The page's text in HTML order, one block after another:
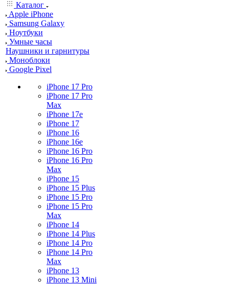
Каталог
Apple iPhone
Samsung Galaxy
Ноутбуки
Умные часы
Наушники и гарнитуры
Моноблоки
Google Pixel
iPhone 17 Pro
iPhone 17 Pro
Max
iPhone 17e
iPhone 17
iPhone 16
iPhone 16e
iPhone 16 Pro
iPhone 16 Pro
Max
iPhone 15
iPhone 15 Plus
iPhone 15 Pro
iPhone 15 Pro
Max
iPhone 14
iPhone 14 Plus
iPhone 14 Pro
iPhone 14 Pro
Max
iPhone 13
iPhone 13 Mini